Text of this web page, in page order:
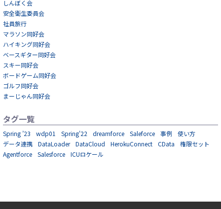
しんぼく会
安全衛生委員会
社員旅行
マラソン同好会
ハイキング同好会
ベースギター同好会
スキー同好会
ボードゲーム同好会
ゴルフ同好会
まーじゃん同好会
タグ一覧
Spring ’23 wdp01 Spring'22 dreamforce Saleforce 事例
使い方
データ連携
DataLoader DataCloud HerokuConnect CData
権限セット
Agentforce
Salesforce ICUロケール